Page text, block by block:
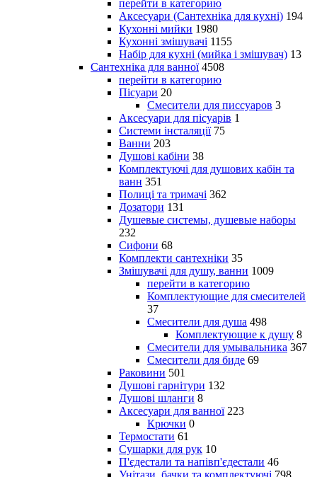
перейти в категорию
Аксесуари (Сантехніка для кухні) 194
Кухонні мийки 1980
Кухонні змішувачі 1155
Набір для кухні (мийка і змішувач) 13
Сантехніка для ванної 4508
перейти в категорию
Пісуари 20
Смесители для писсуаров 3
Аксесуари для пісуарів 1
Системи інсталяції 75
Ванни 203
Душові кабіни 38
Комплектуючі для душових кабін та
ванн 351
Полиці та тримачі 362
Дозатори 131
Душевые системы, душевые наборы
232
Сифони 68
Комплекти сантехніки 35
Змішувачі для душу, ванни 1009
перейти в категорию
Комплектующие для смесителей
37
Смесители для душа 498
Комплектующие к душу 8
Смесители для умывальника 367
Смесители для биде 69
Раковини 501
Душові гарнітури 132
Душові шланги 8
Аксесуари для ванної 223
Крючки 0
Термостати 61
Сушарки для рук 10
П'єдестали та напівп'єдестали 46
Унітази, бачки та комплектуючі 798